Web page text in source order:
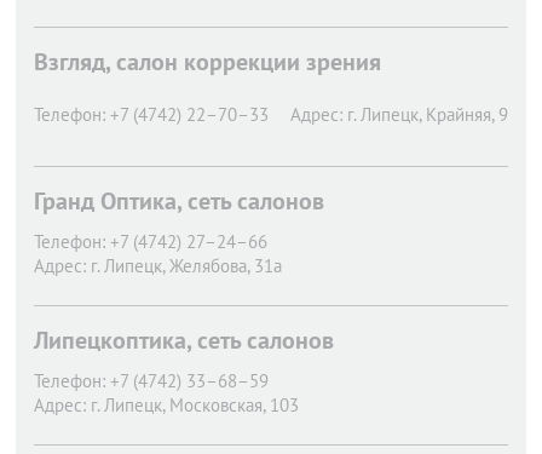
Взгляд, салон коррекции зрения
Телефон: +7 (4742) 22–70–33 Адрес: г. Липецк, Крайняя, 9
Гранд Оптика, сеть салонов
Телефон: +7 (4742) 27–24–66
Адрес: г. Липецк, Желябова, 31а
Липецкоптика, сеть салонов
Телефон: +7 (4742) 33–68–59
Адрес: г. Липецк, Московская, 103